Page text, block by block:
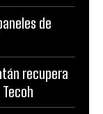
de
recupera